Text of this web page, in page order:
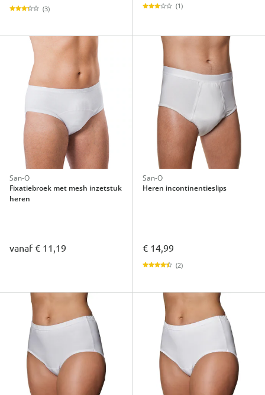
(3) (1)
San-O
Fixatiebroek met mesh inzetstuk
heren
vanaf€ 11,19
San-O
Heren incontinentieslips
€ 14,99
(2)